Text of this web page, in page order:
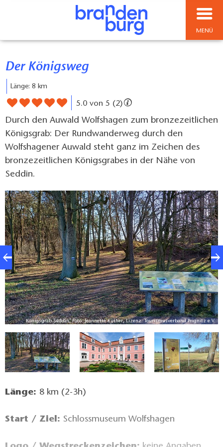
MENÜ
Der Königsweg
Länge: 8 km
5.0 von 5 (2)
Durch den Auwald Wolfshagen zum bronzezeitlichen
Königsgrab: Der Rundwanderweg durch den
Wolfshagener Auwald steht ganz im Zeichen des
bronzezeitlichen Königsgrabes in der Nähe von
Seddin.
Königsgrab Seddin, Foto: Jeannette Küther, Lizenz: Tourismusverband Prignitz e.V.
Länge: 8 km (2-3h)
Start / Ziel: Schlossmuseum Wolfshagen